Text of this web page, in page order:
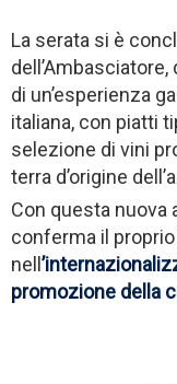
La serata si è
di un’esperienza
italiana, con piatti
selezione di vini
terra d’origine
Con questa nuova
conferma il
nell
promozione della